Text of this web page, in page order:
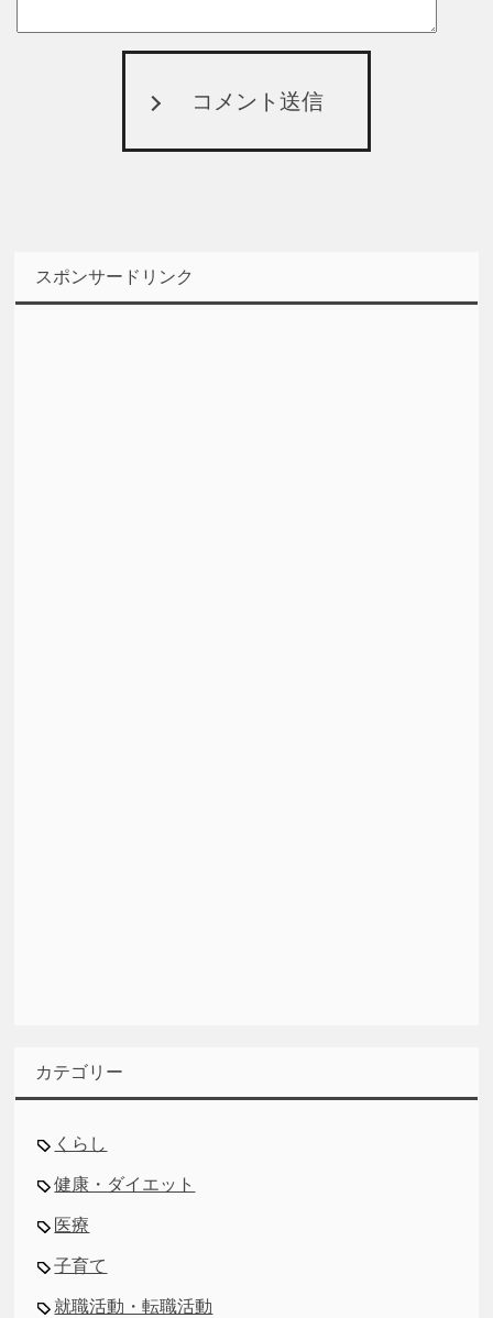
コメント送信
スポンサードリンク
カテゴリー
くらし
健康・ダイエット
医療
子育て
就職活動・転職活動